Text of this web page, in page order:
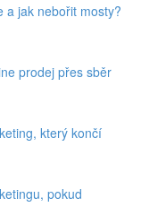
a jak nebořit mosty?
prodej přes sběr
který končí
pokud